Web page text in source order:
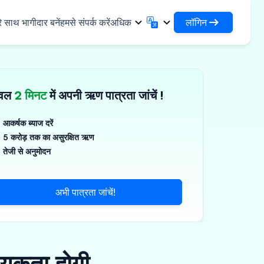
ढांचा
साझा करें
पॉलिमर और औद्योगिक रसायन
सौर और लघु उपकरण
उद्यम
साथ भागीदार बनेंहमसे संपर्क करेंअधिक
हिन्दी
✓
தமிழ்
Tamil
తెలుగు
Telugu
বাংলা
മലയാളം
लॉगिन
DSA के रूप में लॉगिन करें
2 मिनटमें अपनी ऋण पात्रता जांचें !
आकर्षक ब्याज दरें
5 करोड़ तक का असुरक्षित ऋण
तेजी से अनुमोदन
अभी पात्रता जांचें!